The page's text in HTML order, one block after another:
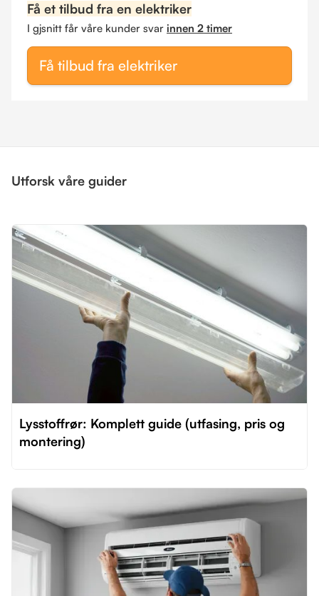
Få et tilbud fra en elektriker
I gjsnitt får våre kunder svar innen 2 timer
Få tilbud fra elektriker
Utforsk våre guider
Lysstoffrør: Komplett guide (utfasing, pris og
montering)